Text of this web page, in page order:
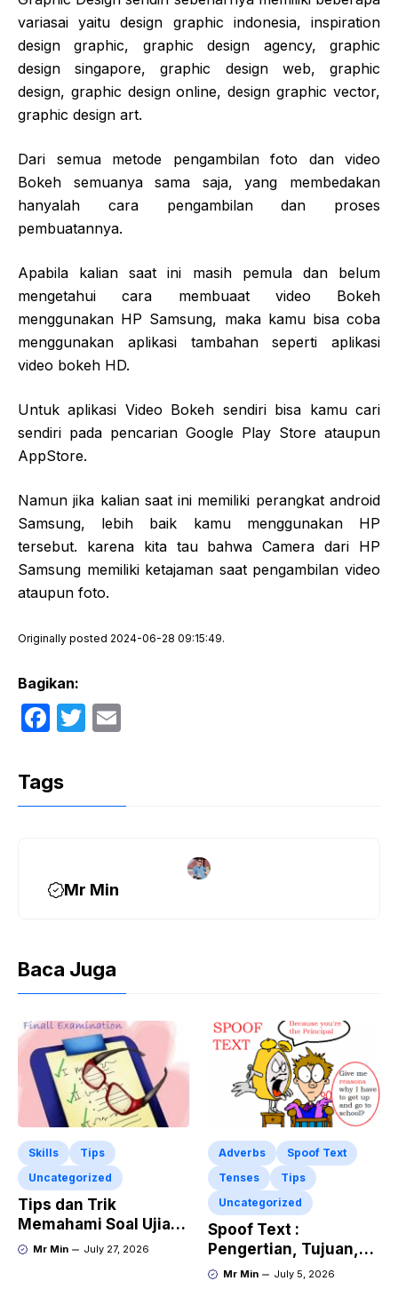
variasai yaitu design graphic indonesia, inspiration
design graphic, graphic design agency, graphic
design singapore, graphic design web, graphic
design, graphic design online, design graphic vector,
graphic design art.
Dari semua metode pengambilan foto dan video
Bokeh semuanya sama saja, yang membedakan
hanyalah cara pengambilan dan proses
pembuatannya.
Apabila kalian saat ini masih pemula dan belum
mengetahui cara membuaat video Bokeh
menggunakan HP Samsung, maka kamu bisa coba
menggunakan aplikasi tambahan seperti aplikasi
video bokeh HD.
Untuk aplikasi Video Bokeh sendiri bisa kamu cari
sendiri pada pencarian Google Play Store ataupun
AppStore.
Namun jika kalian saat ini memiliki perangkat android
Samsung, lebih baik kamu menggunakan HP
tersebut. karena kita tau bahwa Camera dari HP
Samsung memiliki ketajaman saat pengambilan video
ataupun foto.
Originally posted 2024-06-28 09:15:49.
Bagikan:
F
c
e
o
T
er
Tags
Mr Min
Baca Juga
Skills
Tips
Uncategorized
Tips dan Trik
Memahami Soal Ujian
Bahasa Inggris –
Mr Min July 27, 2026
Adverbs
Spoof Text
Tenses
Tips
Uncategorized
Spoof Text :
Pengertian, Tujuan,
Generic Structure Dan
Mr Min July 5, 2026